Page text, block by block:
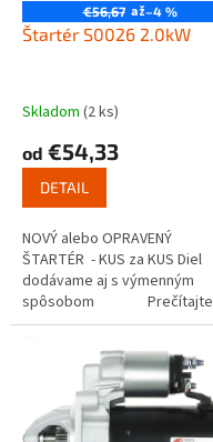
€56,67 až–4 %
Štartér S0026 2.0kW
Skladom (2 ks)
od €54,33
DETAIL
NOVÝ alebo OPRAVENÝ
ŠTARTÉR - KUS za KUS Diel
dodávame aj s výmenným
spôsobom Prečítajte
si ako funguje...